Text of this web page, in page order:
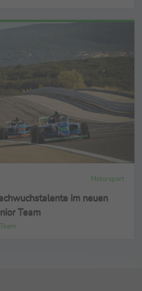
Motorsport
im neuen
Team